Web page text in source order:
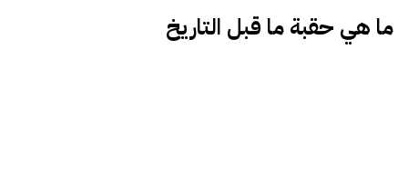
ما هي حقبة ما قبل التاريخ